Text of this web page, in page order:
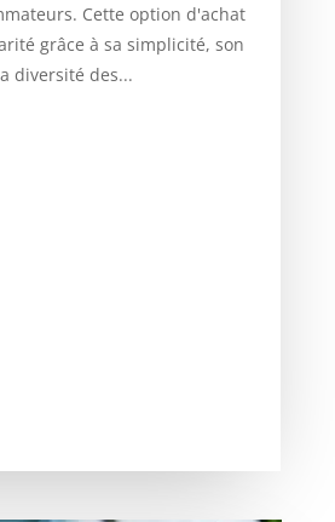
Cette option d'achat
grâce à sa simplicité, son
diversité des...